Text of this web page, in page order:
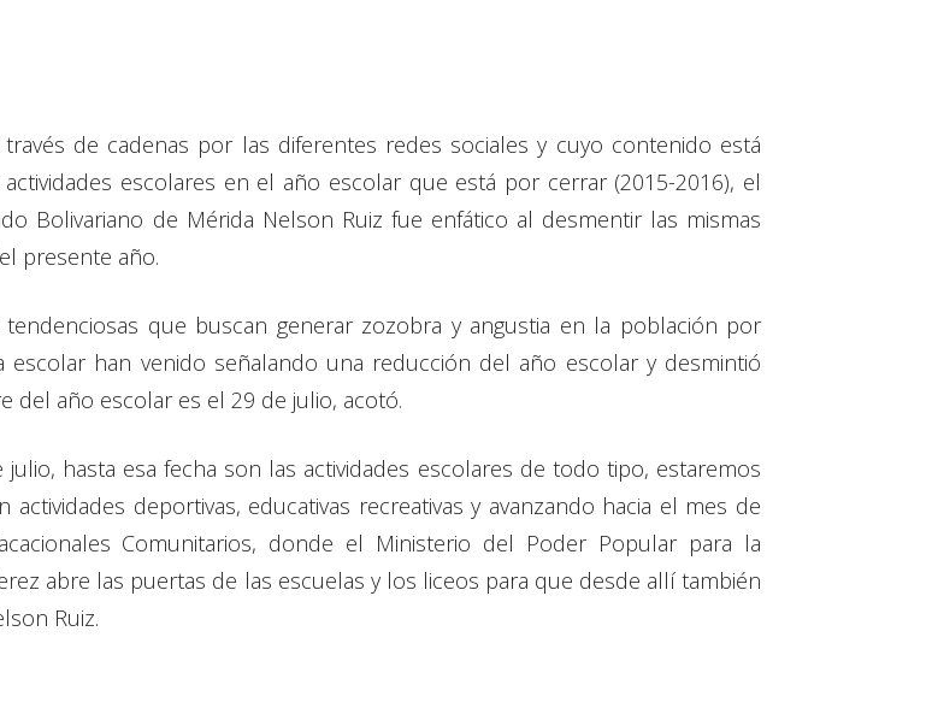
de cadenas por las diferentes redes sociales y cuyo contenido está
escolares en el año escolar que está por cerrar (2015-2016), el
Bolivariano de Mérida Nelson Ruiz fue enfático al desmentir las mismas
presente año.
que buscan generar zozobra y angustia en la población por
han venido señalando una reducción del año escolar y desmintió
del año escolar es el 29 de julio, acotó.
hasta esa fecha son las actividades escolares de todo tipo, estaremos
deportivas, educativas recreativas y avanzando hacia el mes de
Comunitarios, donde el Ministerio del Poder Popular para la
abre las puertas de las escuelas y los liceos para que desde allí también
Ruiz.